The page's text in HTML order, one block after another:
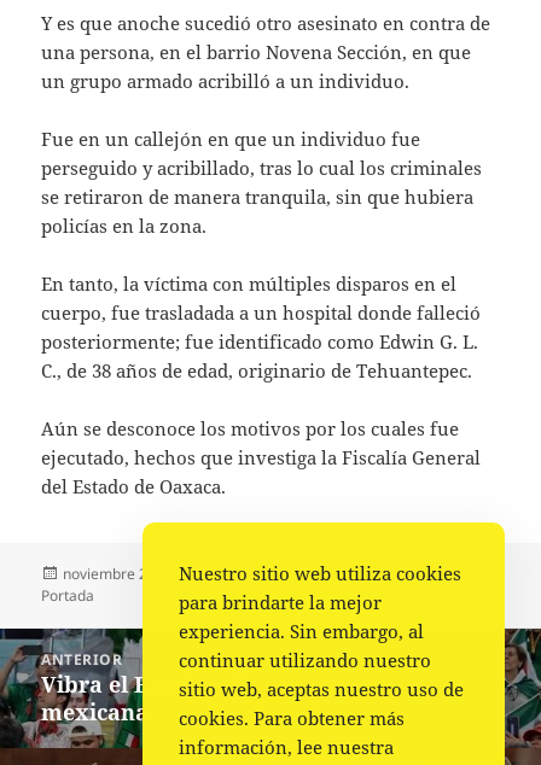
Y es que anoche sucedió otro asesinato en contra de
una persona, en el barrio Novena Sección, en que
un grupo armado acribilló a un individuo.
Fue en un callejón en que un individuo fue
perseguido y acribillado, tras lo cual los criminales
se retiraron de manera tranquila, sin que hubiera
policías en la zona.
En tanto, la víctima con múltiples disparos en el
cuerpo, fue trasladada a un hospital donde falleció
posteriormente; fue identificado como Edwin G. L.
C., de 38 años de edad, originario de Tehuantepec.
Aún se desconoce los motivos por los cuales fue
ejecutado, hechos que investiga la Fiscalía General
del Estado de Oaxaca.
Publicado
el
noviembre 22, 2022 Autor
Fuente Categorías
Municipios, Policiaca,
Portada
Navegación
de
entradas
ANTERIOR
Entrada
anterior:
Vibra el Estadio 974 con invasión
mexicana
Nuestro sitio web utiliza cookies
para brindarte la mejor
experiencia. Sin embargo, al
continuar utilizando nuestro
sitio web, aceptas nuestro uso de
cookies. Para obtener más
información, lee nuestra